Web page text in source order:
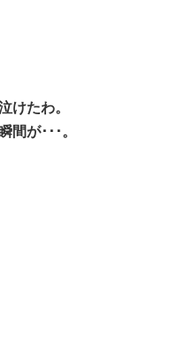
けたわ。
間が･･･。